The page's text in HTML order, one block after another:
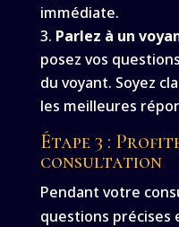
immédiate.
Parlez à un
posez vos
du voyant. Soyez
les meilleures
Étape 3 :
consultation
Pendant votre
questions